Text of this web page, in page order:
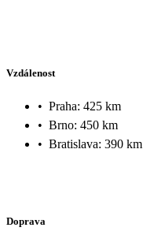
Vzdálenost
• Praha: 425 km
• Brno: 450 km
• Bratislava: 390 km
Doprava